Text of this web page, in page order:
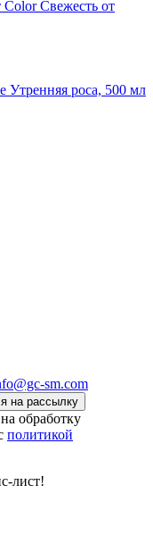
Свежесть от
Утренняя роса, 500 мл
sm.com
на рассылку
обработку
политикой
лист!